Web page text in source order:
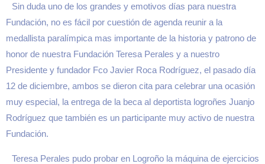
Sin duda uno de los grandes y emotivos días para nuestra
Fundación, no es fácil por cuestión de agenda reunir a la
medallista paralímpica mas importante de la historia y patrono de
honor de nuestra Fundación Teresa Perales y a nuestro
Presidente y fundador Fco Javier Roca Rodríguez, el pasado día
12 de diciembre, ambos se dieron cita para celebrar una ocasión
muy especial, la entrega de la beca al deportista logroñes Juanjo
Rodríguez que también es un participante muy activo de nuestra
Fundación.
Teresa Perales pudo probar en Logroño la máquina de ejercicios